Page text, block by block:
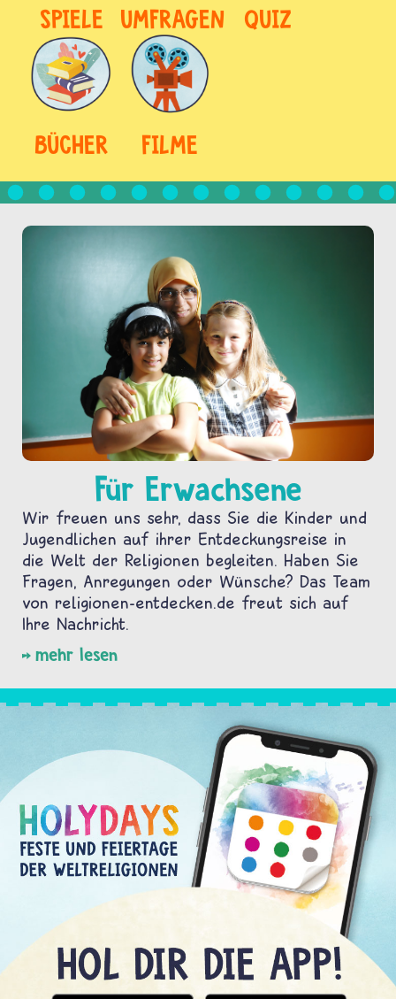
SPIELE UMFRAGEN QUIZ
BÜCHER FILME
Für Erwachsene
Wir freuen uns sehr, dass Sie die Kinder und
Jugendlichen auf ihrer Entdeckungsreise in
die Welt der Religionen begleiten. Haben Sie
Fragen, Anregungen oder Wünsche? Das Team
von religionen-entdecken.de freut sich auf
Ihre Nachricht.
mehr lesen